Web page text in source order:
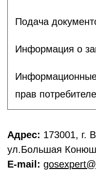
Подача
Информация о
прав
Адрес: 173001, г.
ул.Большая
E-mail: